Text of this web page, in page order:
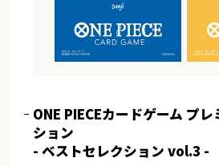
ONE PIECEカードゲーム プ
ション
- ベストセレクション vol.3 -